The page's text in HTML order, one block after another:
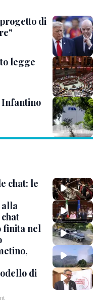
di
legge
Infantino
chat: le
alla
finita nel
di